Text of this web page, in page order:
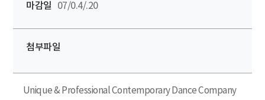
마감일
07/0.4/.20
첨부파일
Unique & Professional Contemporary Dance Company